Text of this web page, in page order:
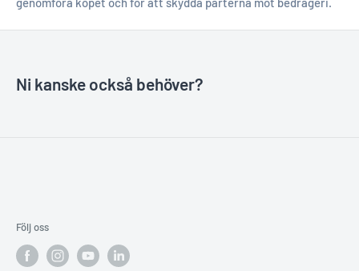
Ni kanske också behöver?
Följ oss